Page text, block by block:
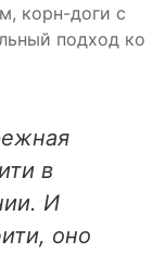
корн-доги с
подход ко
в
И
оно